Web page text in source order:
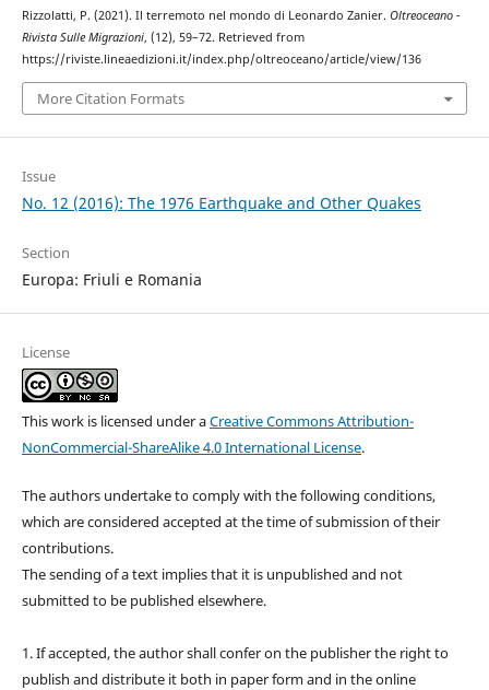
Rizzolatti, P. (2021). Il terremoto nel mondo di Leonardo Zanier. Oltreoceano -
Rivista Sulle Migrazioni, (12), 59–72. Retrieved from
https://riviste.lineaedizioni.it/index.php/oltreoceano/article/view/136
More Citation Formats
Issue
No. 12 (2016): The 1976 Earthquake and Other Quakes
Section
Europa: Friuli e Romania
License
This work is licensed under aCreative Commons Attribution-
NonCommercial-ShareAlike 4.0 International License.
The authors undertake to comply with the following conditions,
which are considered accepted at the time of submission of their
contributions.
The sending of a text implies that it is unpublished and not
submitted to be published elsewhere.
1. If accepted, the author shall confer on the publisher the right to
publish and distribute it both in paper form and in the online